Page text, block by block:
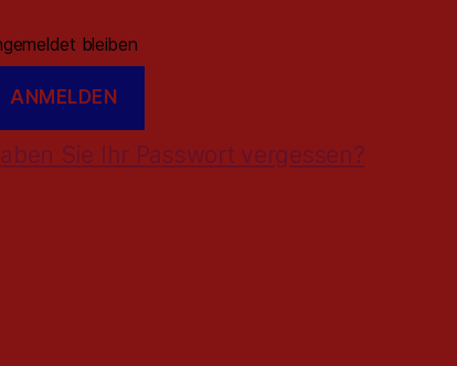
bleiben
Sie Ihr Passwort vergessen?